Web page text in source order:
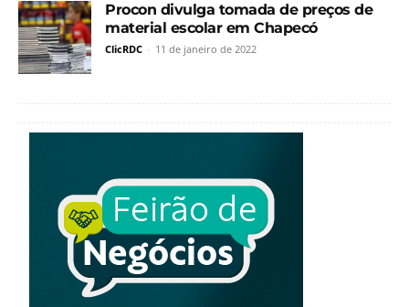
Procon divulga tomada de preços de
material escolar em Chapecó
ClicRDC - 11 de janeiro de 2022